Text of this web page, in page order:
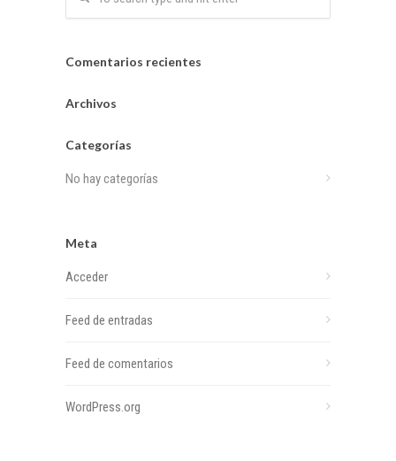
Comentarios recientes
Archivos
Categorías
No hay categorías
Meta
Acceder
Feed de entradas
Feed de comentarios
WordPress.org